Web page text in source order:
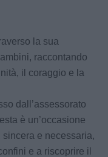
la sua
raccontando
il coraggio e la
dall’assessorato
è un’occasione
e necessaria,
e a riscoprire il